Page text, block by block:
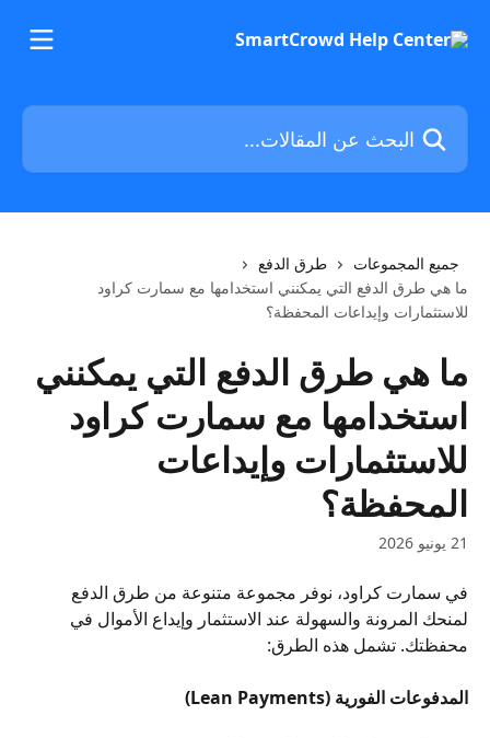
البحث عن المقالات...
جميع المجموعات
طرق الدفع
ما هي طرق الدفع التي يمكنني استخدامها مع سمارت كراود
للاستثمارات وإيداعات المحفظة؟
ما هي طرق الدفع التي يمكنني
استخدامها مع سمارت كراود
للاستثمارات وإيداعات
المحفظة؟
21 يونيو 2026
في سمارت كراود، نوفر مجموعة متنوعة من طرق الدفع
لمنحك المرونة والسهولة عند الاستثمار وإيداع الأموال في
محفظتك. تشمل هذه الطرق:
المدفوعات الفورية (Lean Payments)